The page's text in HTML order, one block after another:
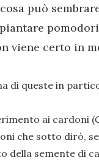
può
viene certo in
di queste in
ai cardoni (
che sotto dirò,
della semente di